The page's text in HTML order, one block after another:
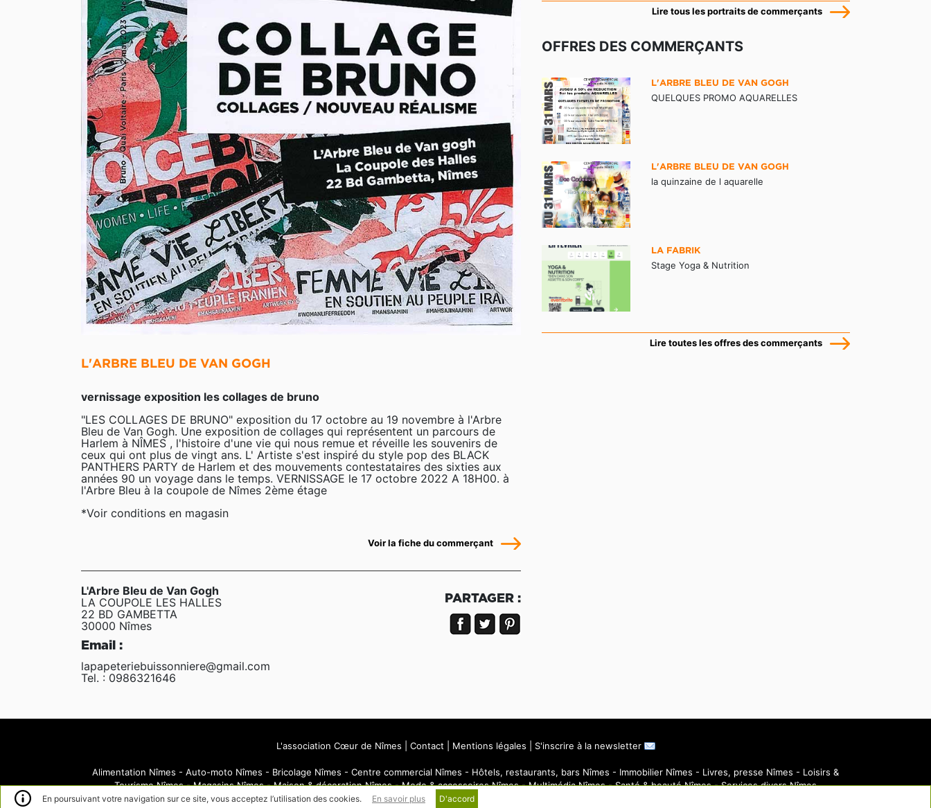
En poursuivant votre navigation sur ce site, vous acceptez l’utilisation des cookies. En savoir plus D'accord
L'ARBRE BLEU DE VAN GOGH
vernissage exposition les collages de bruno
"LES COLLAGES DE BRUNO" exposition du 17 octobre au 19 novembre à l'Arbre
Bleu de Van Gogh. Une exposition de collages qui représentent un parcours de
Harlem à NÎMES , l'histoire d'une vie qui nous remue et réveille les souvenirs de
ceux qui ont plus de vingt ans. L' Artiste s'est inspiré du style pop des BLACK
PANTHERS PARTY de Harlem et des mouvements contestataires des sixties aux
années 90 un voyage dans le temps. VERNISSAGE le 17 octobre 2022 A 18H00. à
l'Arbre Bleu à la coupole de Nîmes 2ème étage
*Voir conditions en magasin
Voir la fiche du commerçant
L'Arbre Bleu de Van Gogh
LA COUPOLE LES HALLES
22 BD GAMBETTA
30000 Nîmes
Email :
lapapeteriebuissonniere@gmail.com
Tel. : 0986321646
PARTAGER :
Lire tous les portraits de commerçants
OFFRES DES COMMERÇANTS
L'ARBRE BLEU DE VAN GOGH
QUELQUES PROMO AQUARELLES
L'ARBRE BLEU DE VAN GOGH
la quinzaine de l aquarelle
LA FABRIK
Stage Yoga & Nutrition
Lire toutes les offres des commerçants
L'association Cœur de Nîmes Contact Mentions légales S'inscrire à la newsletter
Alimentation Nîmes - Auto-moto Nîmes - Bricolage Nîmes - Centre commercial Nîmes - Hôtels, restaurants, bars Nîmes - Immobilier Nîmes - Livres, presse Nîmes - Loisirs &
Tourisme Nîmes-Magasins Nîmes-Maison & décoration Nîmes-Mode & accessoires Nîmes-Multimédia Nîmes-Santé & beauté Nîmes-Services divers Nîmes